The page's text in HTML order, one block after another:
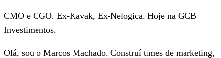
CMO e CGO. Ex-Kavak, Ex-Nelogica. Hoje na GCB
Investimentos.
Olá, sou o Marcos Machado. Construí times de marketing,